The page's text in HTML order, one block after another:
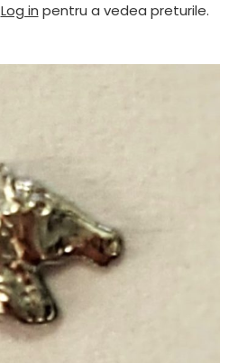
Log in pentru a vedea preturile.